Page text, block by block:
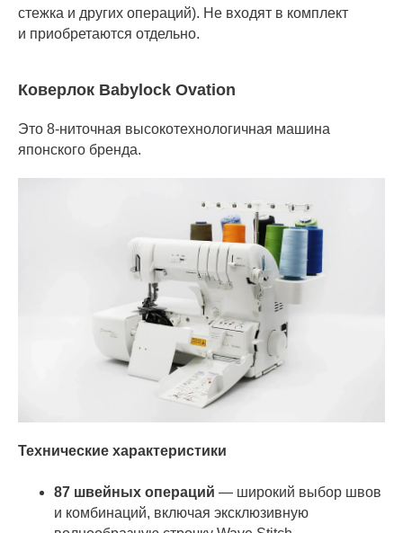
стежка и других операций). Не входят в комплект
и приобретаются отдельно.
Коверлок Babylock Ovation
Это 8-ниточная высокотехнологичная машина
японского бренда.
Технические характеристики
87 швейных операций — широкий выбор швов
и комбинаций, включая эксклюзивную